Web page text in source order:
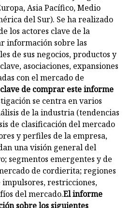
Asia Pacífico, Medio
del Sur). Se ha realizado
los actores clave de la
información sobre las
de sus negocios, productos y
asociaciones, expansiones
con el mercado de
de comprar este informe
se centra en varios
de la industria (tendencias
de clasificación del mercado
y perfiles de la empresa,
una visión general del
segmentos emergentes y de
de cordierita; regiones
restricciones,
del mercado.El informe
sobre los siguientes